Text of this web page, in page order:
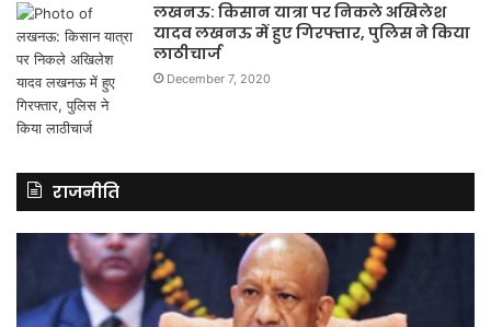
लखनऊ: किसान यात्रा पर निकले अखिलेश
यादव लखनऊ में हुए गिरफ्तार, पुलिस ने किया
लाठीचार्ज
December 7, 2020
राजनीति